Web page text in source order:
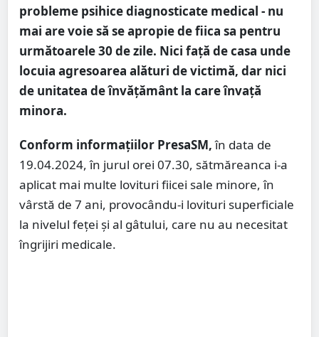
probleme psihice diagnosticate medical - nu
mai are voie să se apropie de fiica sa pentru
următoarele 30 de zile. Nici față de casa unde
locuia agresoarea alături de victimă, dar nici
de unitatea de învățământ la care învață
minora.
Conform informațiilor PresaSM,în data de
19.04.2024, în jurul orei 07.30, sătmăreanca i-a
aplicat mai multe lovituri fiicei sale minore, în
vârstă de 7 ani, provocându-i lovituri superficiale
la nivelul feţei şi al gâtului, care nu au necesitat
îngrijiri medicale.